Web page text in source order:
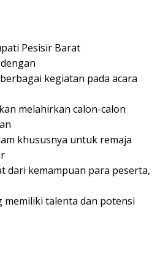
Pesisir Barat
kegiatan pada acara
melahirkan calon-calon
khususnya untuk remaja
dari kemampuan para peserta,
memiliki talenta dan potensi